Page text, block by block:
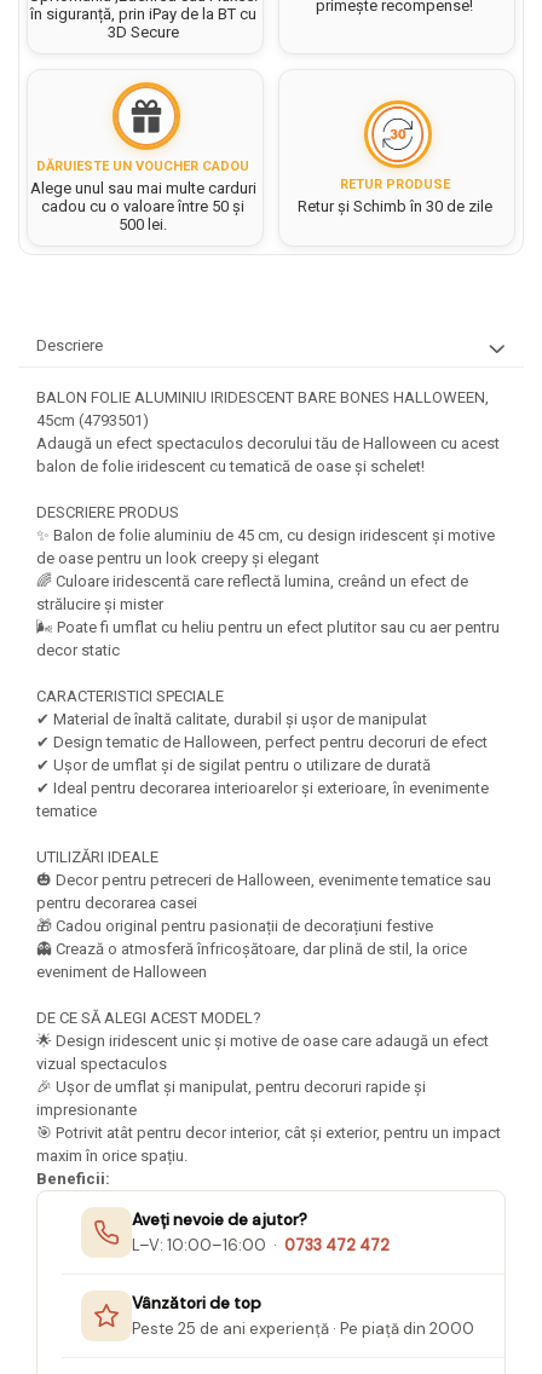
Rigle, echere si raportor
Sticle, caserole, pusculite,
suporturi copii
Etichete scolare
Stickere scolare
Seturi scolare
Carti de Colorat pentru copii
Carti Educative
Jurnale cu cheita, lacat,
magnet
Pasta modelatoare
Harti de perete
Glob Pamantesc Scolar
Materiale Didactice
Instrumente geometrie pentru
tabla scolara
Tablite de desenat magnetice
Sugativa
Articole papetarie pentru copii
Banda adeziva
Compas scolar
Pixuri cu radiera
Seturi Creative pentru Copii
Stampile Copii
Abtibilduri, Stickere Christmas
Baloane de Craciun si An Nou
Banda autoadeziva/ Stickere
Bannere, Semne Craciun
Bile/ Conuri/ Globuri din Polistiren
Coronite/ Inele polistiren
accesorii
Cutii, Sacose, Pungi, Ambalaje
Christmas
Diverse Articole de Craciun
Felicitari Craciun
Figurine, Ornamente Pasla /Lemn/
Moos
Fundite, Panglici , Benzi Craciun
Globuri din plastic
Hartie Ambalaj Christmas
idei de Cadouri Craciun
Jucarii Craciun
Lumanari tort, Confetti
Muschi decor
Perforatoare/ Sabloane cu forme de
Craciun
Sclipici/ Lipici cu sclipici/ Paiete
Craciun
Servetele/ Farfurii/ Pahare/ Paie
Seturi creative Christmas
Umbrele
Hartie tip pergament
Rezerve caiet mecanic
Sacose hartie si textil
Set hartie Colorata mix
Masini si Echipamente
Perforatoare Forme Decorative
Diverse accesorii bijuterii
Margele din Lemn
Margele din plastic/ sticla
Margele Fuzibile
Snur, sarma, elastic, fir
Animale/ Insecte
Decoratiuni din Lemn
Decoratiuni Diverse
Decoratiuni Fetru
Decoratiuni Moosgummi
Decoratiuni Papier Mache
Nasturi
în siguranță, prin iPay de la BT cu
3D Secure
primește recompense!
DĂRUIESTE UN VOUCHER CADOU
Alege unul sau mai multe carduri
cadou cu o valoare între 50 și
500 lei.
RETUR PRODUSE
Retur și Schimb în 30 de zile
Descriere
BALON FOLIE ALUMINIU IRIDESCENT BARE BONES HALLOWEEN,
45cm (4793501)
Adaugă un efect spectaculos decorului tău de Halloween cu acest
balon de folie iridescent cu tematică de oase și schelet!
DESCRIERE PRODUS
✨ Balon de folie aluminiu de 45 cm, cu design iridescent și motive
de oase pentru un look creepy și elegant
🌈 Culoare iridescentă care reflectă lumina, creând un efect de
strălucire și mister
🌬️ Poate fi umflat cu heliu pentru un efect plutitor sau cu aer pentru
decor static
CARACTERISTICI SPECIALE
✔ Material de înaltă calitate, durabil și ușor de manipulat
✔ Design tematic de Halloween, perfect pentru decoruri de efect
✔ Ușor de umflat și de sigilat pentru o utilizare de durată
✔ Ideal pentru decorarea interioarelor și exterioare, în evenimente
tematice
UTILIZĂRI IDEALE
🎃 Decor pentru petreceri de Halloween, evenimente tematice sau
pentru decorarea casei
🎁 Cadou original pentru pasionații de decorațiuni festive
👻 Crează o atmosferă înfricoșătoare, dar plină de stil, la orice
eveniment de Halloween
DE CE SĂ ALEGI ACEST MODEL?
🌟 Design iridescent unic și motive de oase care adaugă un efect
vizual spectaculos
🎉 Ușor de umflat și manipulat, pentru decoruri rapide și
impresionante
🎯 Potrivit atât pentru decor interior, cât și exterior, pentru un impact
maxim în orice spațiu.
Beneficii:
Aveți nevoie de ajutor?
L–V: 10:00–16:00 · 0733 472 472
Vânzători de top
Peste 25 de ani experiență · Pe piață din 2000